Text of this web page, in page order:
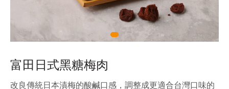
富田日式黑糖梅肉
改良傳統日本漬梅的酸鹹口感，調整成更適合台灣口味的